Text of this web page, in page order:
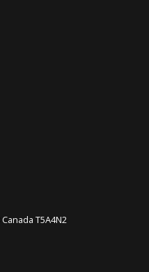
Canada T5A4N2